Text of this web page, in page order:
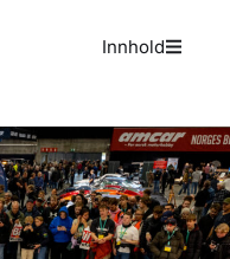
Innhold